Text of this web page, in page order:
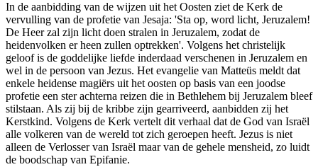
In de aanbidding van de wijzen uit het Oosten ziet de Kerk de
vervulling van de profetie van Jesaja: 'Sta op, word licht, Jeruzalem!
De Heer zal zijn licht doen stralen in Jeruzalem, zodat de
heidenvolken er heen zullen optrekken'. Volgens het christelijk
geloof is de goddelijke liefde inderdaad verschenen in Jeruzalem en
wel in de persoon van Jezus. Het evangelie van Matteüs meldt dat
enkele heidense magiërs uit het oosten op basis van een joodse
profetie een ster achterna reizen die in Bethlehem bij Jeruzalem bleef
stilstaan. Als zij bij de kribbe zijn gearriveerd, aanbidden zij het
Kerstkind. Volgens de Kerk vertelt dit verhaal dat de God van Israël
alle volkeren van de wereld tot zich geroepen heeft. Jezus is niet
alleen de Verlosser van Israël maar van de gehele mensheid, zo luidt
de boodschap van Epifanie.